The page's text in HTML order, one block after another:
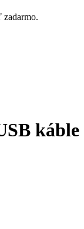
zadarmo.
káble